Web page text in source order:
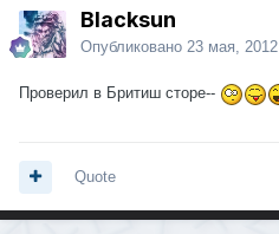
Blacksun
Опубликовано 23 мая, 2012
Проверил в Бритиш сторе--
Quote